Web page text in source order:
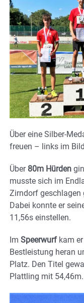
Über eine Silber-
freuen – links im
Über 80m Hürden
musste sich im
Zirndorf geschlagen
Dabei konnte er
11,56s einstellen.
Im Speerwurfkam er
Bestleistung heran
Platz. Den Titel
Plattling mit 54,46m.